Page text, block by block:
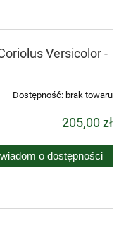
Versicolor -
Dostępność: brak towaru
205,00 zł
o dostępności